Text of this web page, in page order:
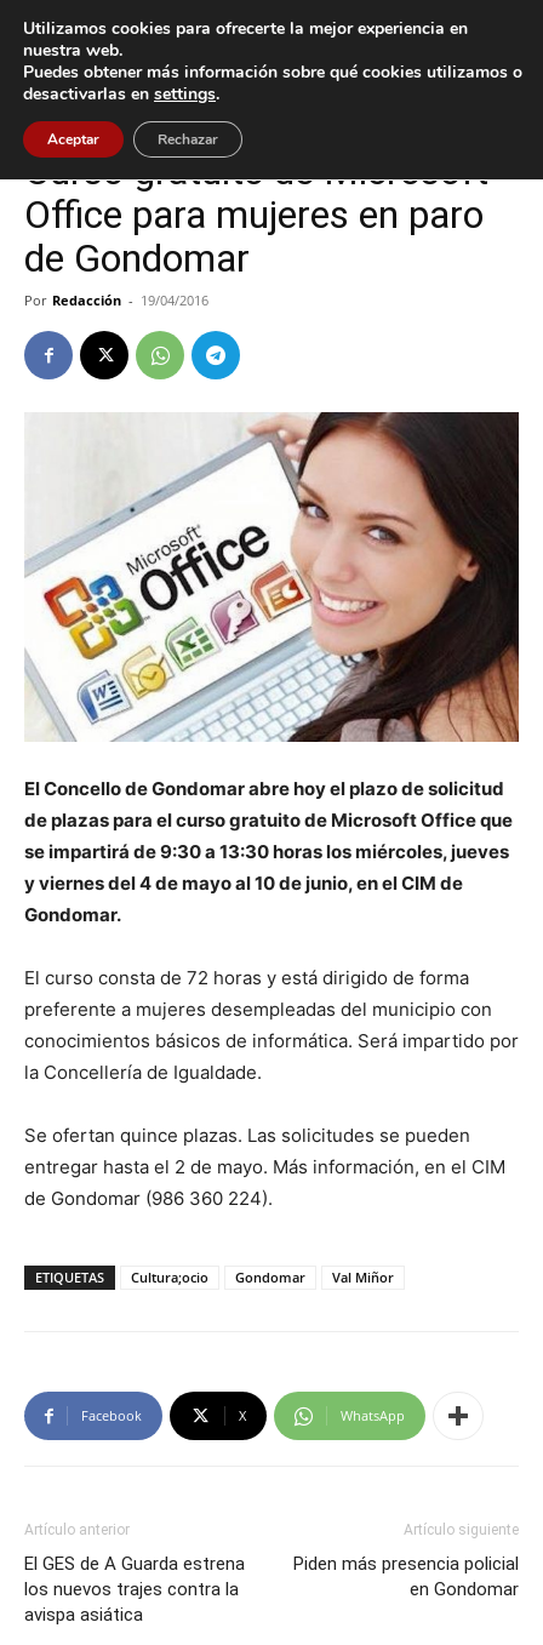
Inicio Cultura / Ocio
Cultura / Ocio Gondomar
Curso gratuito de Microsoft
Office para mujeres en paro
de Gondomar
Por Redacción - 19/04/2016
El Concello de Gondomar abre hoy el plazo de solicitud
de plazas para el curso gratuito de Microsoft Office que
se impartirá de 9:30 a 13:30 horas los miércoles, jueves
y viernes del 4 de mayo al 10 de junio, en el CIM de
Gondomar.
El curso consta de 72 horas y está dirigido de forma
preferente a mujeres desempleadas del municipio con
conocimientos básicos de informática. Será impartido por
la Concellería de Igualdade.
Se ofertan quince plazas. Las solicitudes se pueden
entregar hasta el 2 de mayo. Más información, en el CIM
de Gondomar (986 360 224).
ETIQUETAS Cultura;ocio Gondomar Val Miñor
Facebook X WhatsApp
Artículo anterior
El GES de A Guarda estrena
los nuevos trajes contra la
avispa asiática
Artículo siguiente
Piden más presencia policial
en Gondomar
Utilizamos cookies para ofrecerte la mejor experiencia en
nuestra web.
Puedes obtener más información sobre qué cookies utilizamos o
desactivarlas en settings.
Aceptar Rechazar